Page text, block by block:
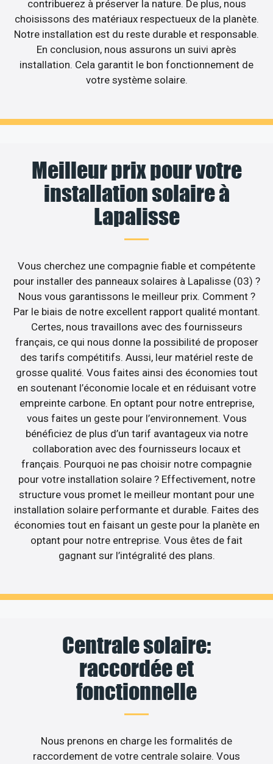
contribuerez à préserver la nature. De plus, nous
choisissons des matériaux respectueux de la planète.
Notre installation est du reste durable et responsable.
En conclusion, nous assurons un suivi après
installation. Cela garantit le bon fonctionnement de
votre système solaire.
Meilleur prix pour votre
installation solaire à
Lapalisse
Vous cherchez une compagnie fiable et compétente
pour installer des panneaux solaires à Lapalisse (03) ?
Nous vous garantissons le meilleur prix. Comment ?
Par le biais de notre excellent rapport qualité montant.
Certes, nous travaillons avec des fournisseurs
français, ce qui nous donne la possibilité de proposer
des tarifs compétitifs. Aussi, leur matériel reste de
grosse qualité. Vous faites ainsi des économies tout
en soutenant l’économie locale et en réduisant votre
empreinte carbone. En optant pour notre entreprise,
vous faites un geste pour l’environnement. Vous
bénéficiez de plus d’un tarif avantageux via notre
collaboration avec des fournisseurs locaux et
français. Pourquoi ne pas choisir notre compagnie
pour votre installation solaire ? Effectivement, notre
structure vous promet le meilleur montant pour une
installation solaire performante et durable. Faites des
économies tout en faisant un geste pour la planète en
optant pour notre entreprise. Vous êtes de fait
gagnant sur l’intégralité des plans.
Centrale solaire:
raccordée et
fonctionnelle
Nous prenons en charge les formalités de
raccordement de votre centrale solaire. Vous